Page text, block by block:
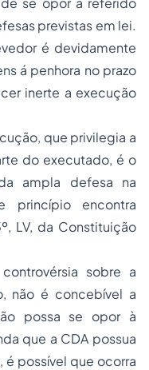
previstas em lei.
é devidamente
á penhora no prazo
inerte a execução
que privilegia a
do executado, é o
ampla defesa na
princípio encontra
LV, da Constituição
sobre a
não é concebível a
possa se opor à
que a CDA possua
possível que ocorra